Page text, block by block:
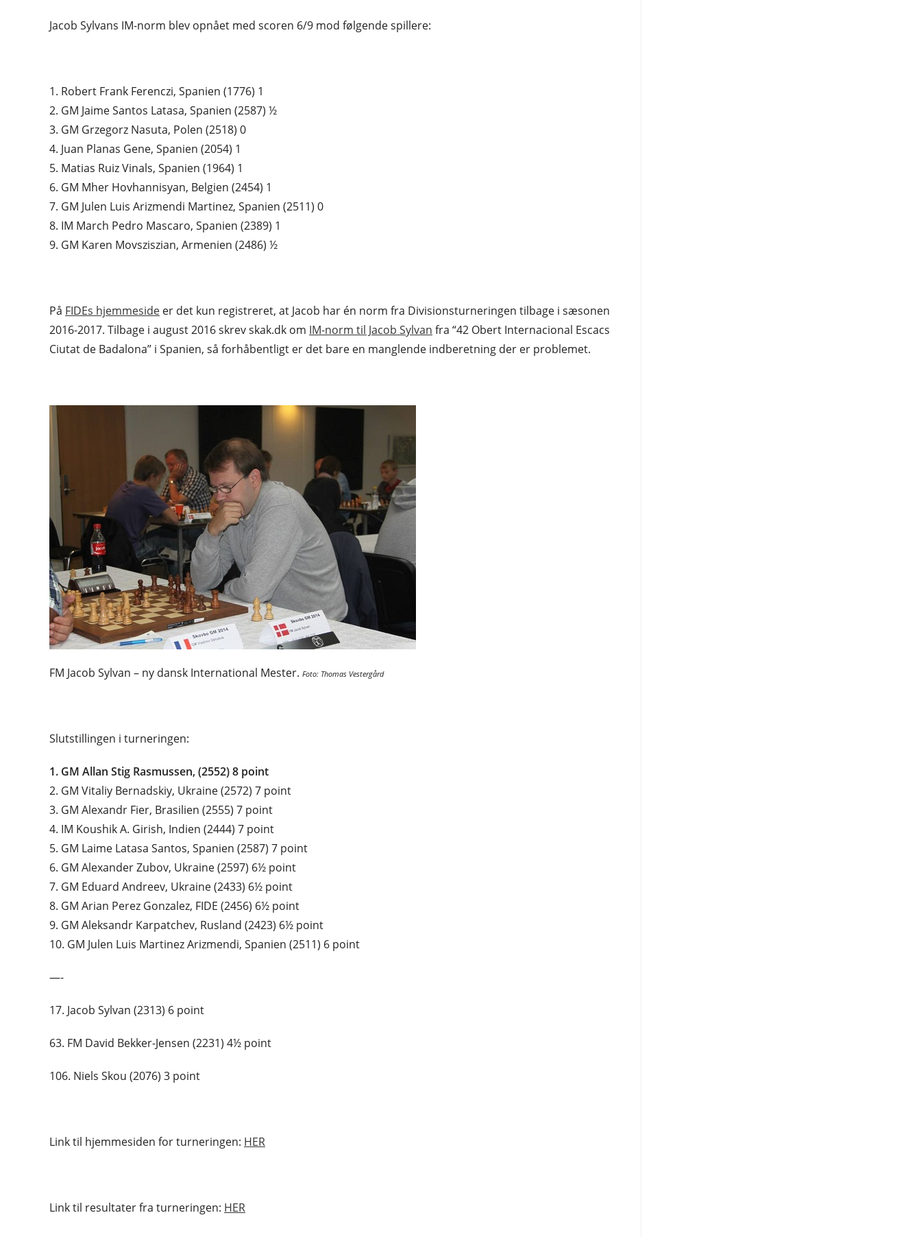
Jacob Sylvans IM-norm blev opnået med scoren 6/9 mod følgende spillere:
1. Robert Frank Ferenczi, Spanien (1776) 1
2. GM Jaime Santos Latasa, Spanien (2587) ½
3. GM Grzegorz Nasuta, Polen (2518) 0
4. Juan Planas Gene, Spanien (2054) 1
5. Matias Ruiz Vinals, Spanien (1964) 1
6. GM Mher Hovhannisyan, Belgien (2454) 1
7. GM Julen Luis Arizmendi Martinez, Spanien (2511) 0
8. IM March Pedro Mascaro, Spanien (2389) 1
9. GM Karen Movsziszian, Armenien (2486) ½
På FIDEs hjemmeside er det kun registreret, at Jacob har én norm fra Divisionsturneringen tilbage i sæsonen
2016-2017. Tilbage i august 2016 skrev skak.dk om IM-norm til Jacob Sylvan fra “42 Obert Internacional Escacs
Ciutat de Badalona” i Spanien, så forhåbentligt er det bare en manglende indberetning der er problemet.
FM Jacob Sylvan – ny dansk International Mester. Foto: Thomas Vestergård
Slutstillingen i turneringen:
1. GM Allan Stig Rasmussen, (2552) 8 point
2. GM Vitaliy Bernadskiy, Ukraine (2572) 7 point
3. GM Alexandr Fier, Brasilien (2555) 7 point
4. IM Koushik A. Girish, Indien (2444) 7 point
5. GM Laime Latasa Santos, Spanien (2587) 7 point
6. GM Alexander Zubov, Ukraine (2597) 6½ point
7. GM Eduard Andreev, Ukraine (2433) 6½ point
8. GM Arian Perez Gonzalez, FIDE (2456) 6½ point
9. GM Aleksandr Karpatchev, Rusland (2423) 6½ point
10. GM Julen Luis Martinez Arizmendi, Spanien (2511) 6 point
—-
17. Jacob Sylvan (2313) 6 point
63. FM David Bekker-Jensen (2231) 4½ point
106. Niels Skou (2076) 3 point
Link til hjemmesiden for turneringen: HER
Link til resultater fra turneringen: HER